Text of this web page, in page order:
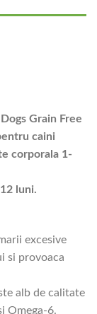
Grain Free
caini
corporala 1-
luni.
excesive
si provoaca
alb de calitate
Omega-6.